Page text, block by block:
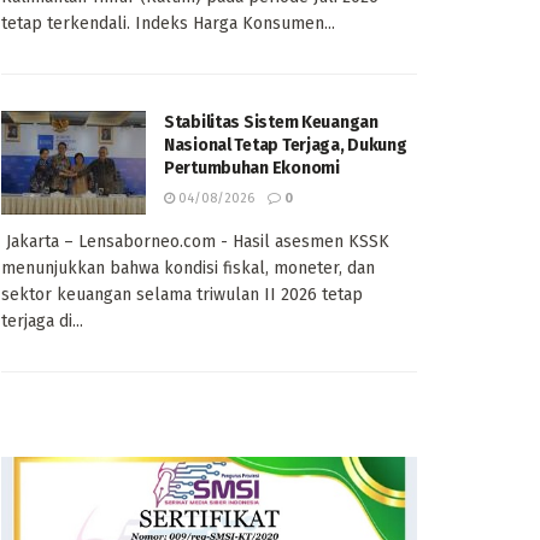
tetap terkendali. Indeks Harga Konsumen...
Stabilitas Sistem Keuangan
Nasional Tetap Terjaga, Dukung
Pertumbuhan Ekonomi
04/08/2026 0
Jakarta – Lensaborneo.com - Hasil asesmen KSSK
menunjukkan bahwa kondisi fiskal, moneter, dan
sektor keuangan selama triwulan II 2026 tetap
terjaga di...